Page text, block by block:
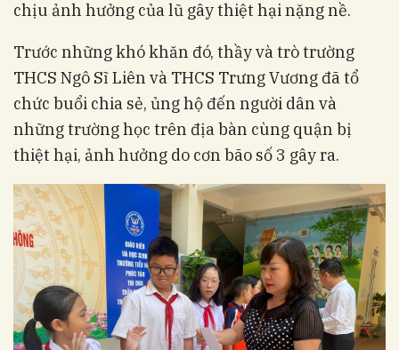
chịu ảnh hưởng của lũ gây thiệt hại nặng nề.
Trước những khó khăn đó, thầy và trò trường
THCS Ngô Sĩ Liên và THCS Trưng Vương đã tổ
chức buổi chia sẻ, ủng hộ đến người dân và
những trường học trên địa bàn cùng quận bị
thiệt hại, ảnh hưởng do cơn bão số 3 gây ra.